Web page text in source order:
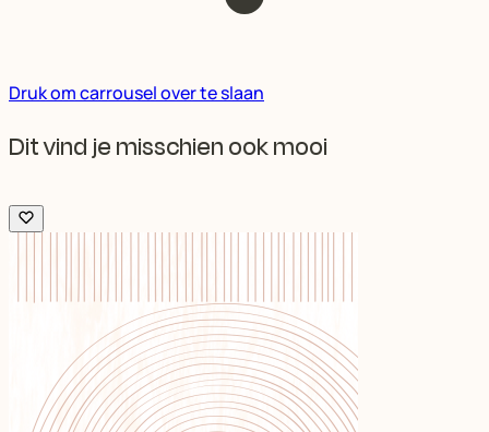
Druk om carrousel over te slaan
Dit vind je misschien ook mooi